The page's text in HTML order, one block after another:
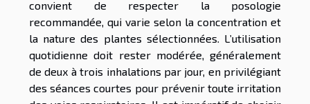
convient de respecter la posologie
recommandée, qui varie selon la concentration et
la nature des plantes sélectionnées. L’utilisation
quotidienne doit rester modérée, généralement
de deux à trois inhalations par jour, en privilégiant
des séances courtes pour prévenir toute irritation